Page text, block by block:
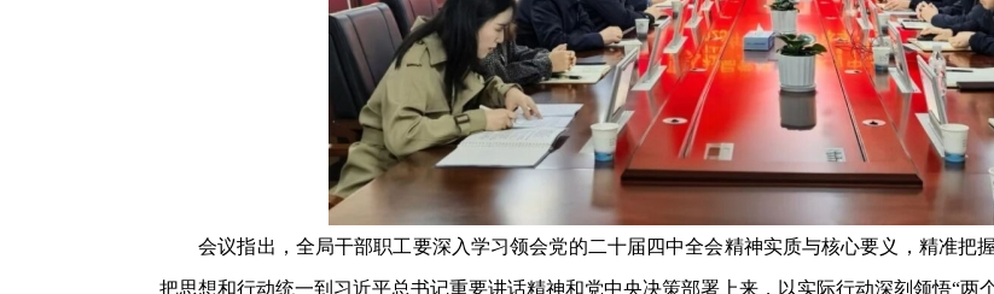
会议指出，全局干部职工要深入学习领会党的二十届四中全会精神实质与核心要义，精准把
把思想和行动统一到习近平总书记重要讲话精神和党中央决策部署上来，以实际行动深刻领悟“两